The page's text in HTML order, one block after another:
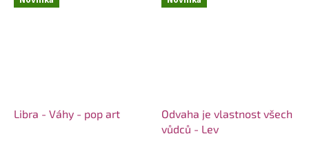
Libra - Váhy - pop art
Odvaha je vlastnost všech
vůdců - Lev